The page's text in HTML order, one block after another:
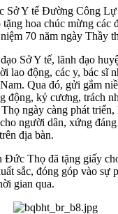
Sở Y tế Đường Công Lự
hoa chúc mừng các
70 năm ngày Thầy
Sở Y tế, lãnh đạo
lao động, các y, bác sĩ
Qua đó, gửi gắm
động, kỷ cương, trách
ngày càng phát triển,
người dân, xứng
địa bàn.
Thọ đã tặng giấy
sắc, đóng góp vào sự
gian qua.